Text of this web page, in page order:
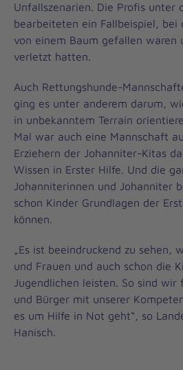
Unfallszenarien. Die Profis unter
bearbeiteten ein Fallbeispiel, bei
von einem Baum gefallen waren
verletzt hatten.
Auch Rettungshunde-
ging es unter anderem darum,
in unbekanntem Terrain
Mal war auch eine Mannschaft
Erziehern der Johanniter-Kitas
Wissen in Erster Hilfe. Und die
Johanniterinnen und Johanniter
schon Kinder Grundlagen der
können.
„Es ist beeindruckend zu sehen,
und Frauen und auch schon die
Jugendlichen leisten. So sind
und Bürger mit unserer
es um Hilfe in Not geht“, so
Hanisch.